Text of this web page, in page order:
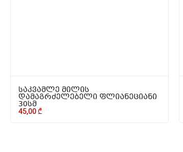
საკვამლე მილის
დამაგრძელებელი ფლიანეციანი
30სმ
45,00 ₾